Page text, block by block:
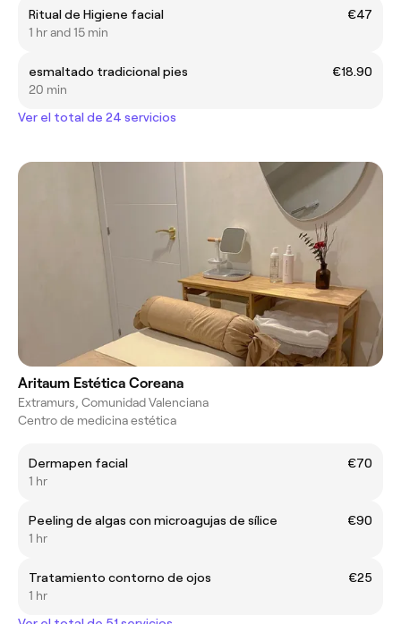
Ritual de Higiene facial
€47
1 hr and 15 min
esmaltado tradicional pies
€18.90
20 min
Ver el total de 24 servicios
Aritaum Estética Coreana
Extramurs, Comunidad Valenciana
Centro de medicina estética
Dermapen facial
€70
1 hr
Peeling de algas con microagujas de sílice
€90
1 hr
Tratamiento contorno de ojos
€25
1 hr